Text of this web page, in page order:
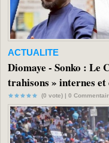
ACTUALITE
Diomaye - Sonko : Le
trahisons » internes et
(0 vote) | 0